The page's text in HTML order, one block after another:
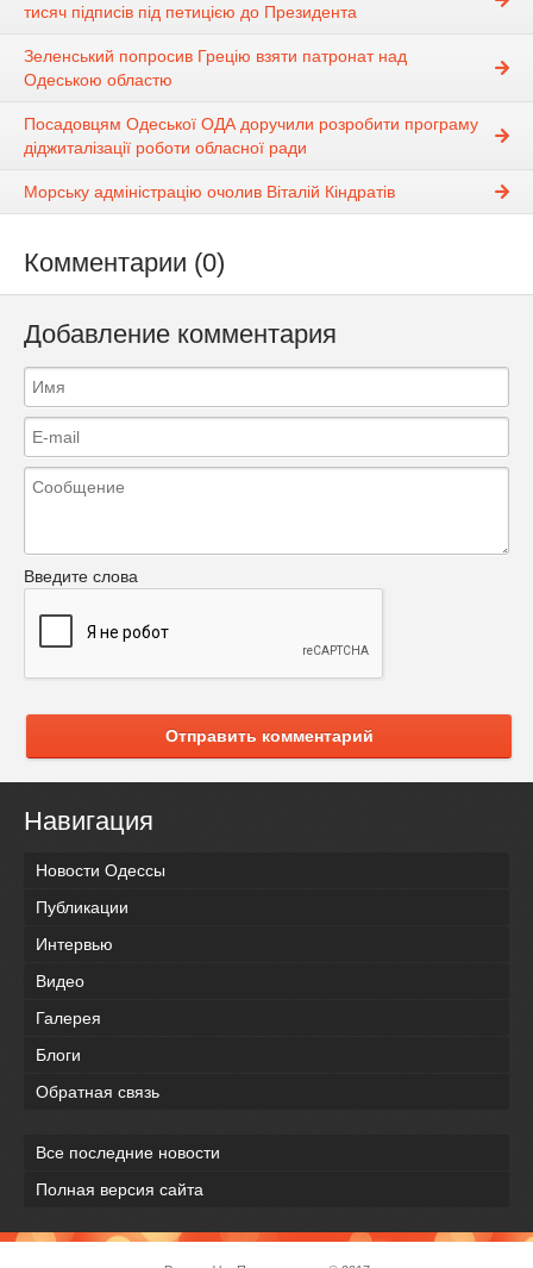
тисяч підписів під петицією до Президента
Зеленський попросив Грецію взяти патронат над
Одеською областю
Посадовцям Одеської ОДА доручили розробити програму
діджиталізації роботи обласної ради
Морську адміністрацію очолив Віталій Кіндратів
Комментарии (0)
Добавление комментария
Введите слова
Отправить комментарий
Навигация
Новости Одессы
Публикации
Интервью
Видео
Галерея
Блоги
Обратная связь
Все последние новости
Полная версия сайта